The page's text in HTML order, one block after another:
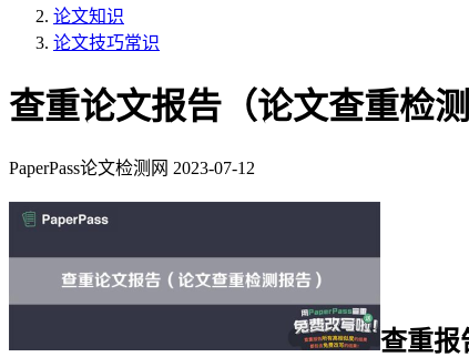
论文知识
论文技巧常识
查重论文报告（论文查重检测
PaperPass论文检测网 2023-07-12
查重报